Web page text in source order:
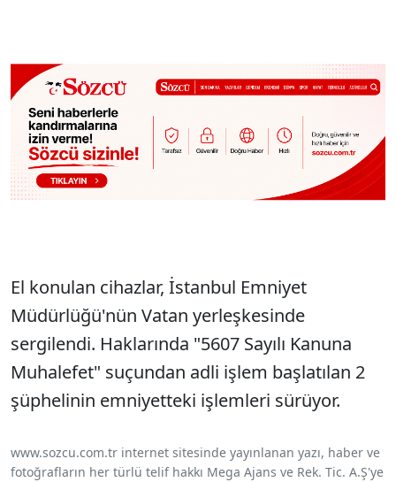
El konulan cihazlar, İstanbul Emniyet
Müdürlüğü'nün Vatan yerleşkesinde
sergilendi. Haklarında "5607 Sayılı Kanuna
Muhalefet" suçundan adli işlem başlatılan 2
şüphelinin emniyetteki işlemleri sürüyor.
www.sozcu.com.tr internet sitesinde yayınlanan yazı, haber ve
fotoğrafların her türlü telif hakkı Mega Ajans ve Rek. Tic. A.Ş'ye